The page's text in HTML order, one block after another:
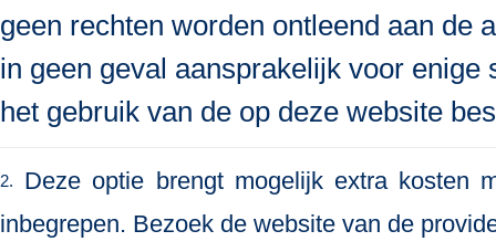
geen rechten worden ontleend aan de
in geen geval aansprakelijk voor
het gebruik van de op deze website
2.
Deze optie brengt mogelijk extra kosten
inbegrepen. Bezoek de website van de